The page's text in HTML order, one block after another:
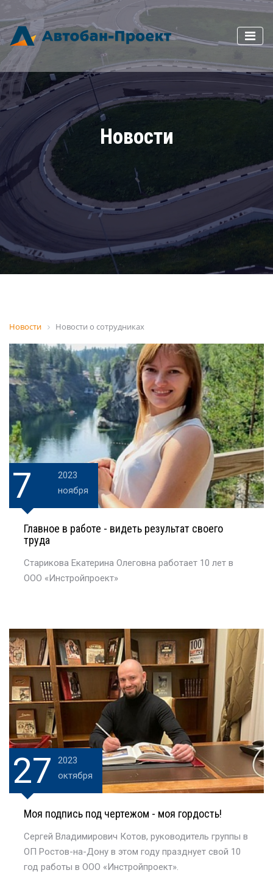
Новости
Новости Новости о сотрудниках
7
2023
ноября
Главное в работе - видеть результат своего
труда
Старикова Екатерина Олеговна работает 10 лет в
ООО «Инстройпроект»
27
2023
октября
Моя подпись под чертежом - моя гордость!
Сергей Владимирович Котов, руководитель группы в
ОП Ростов-на-Дону в этом году празднует свой 10
год работы в ООО «Инстройпроект».